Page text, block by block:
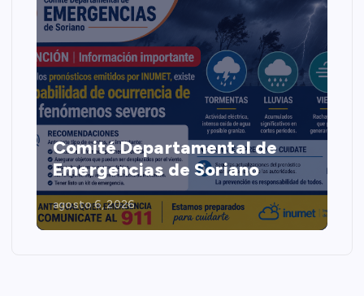
Comité Departamental de
Emergencias de Soriano
agosto 6, 2026